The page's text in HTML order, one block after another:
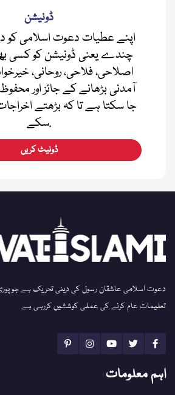
ڈونیشن
اپنے عطیات دعوت اسلامی کو
چندے یعنی ڈونیشن کو کسی
اصلاحی، فلاحی، روحانی،
آمدنی بڑھانے کے جائز اور
جا سکتا ہے تا کہ بڑھتے اخراجات
سکے.
ڈونیٹ کریں
دعوت اسلامی عاشقان رسول کی دینی تحریک ہے جو
تعلیمات عام کرنے کی عملی کوششیں کررہی ہے
اہم معلومات